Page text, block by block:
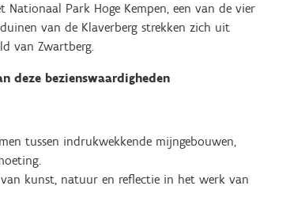
Park Hoge Kempen, een van de vier
van de Klaverberg strekken zich uit
van Zwartberg.
deze bezienswaardigheden
tussen indrukwekkende mijngebouwen,
kunst, natuur en reflectie in het werk van